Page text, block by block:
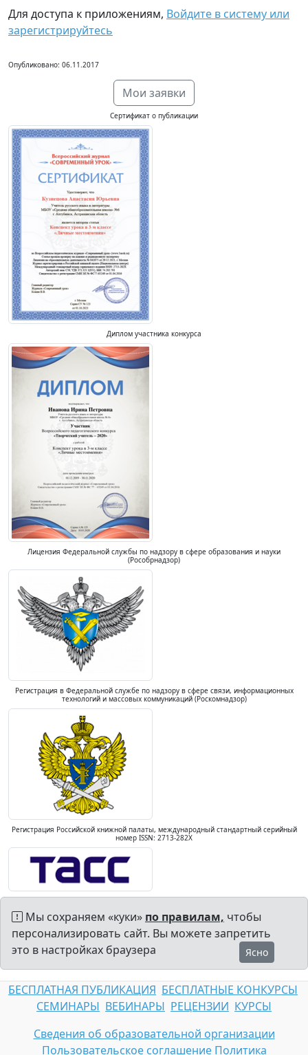
Для доступа к приложениям, Войдите в систему или
зарегистрируйтесь
Опубликовано: 06.11.2017
Мои заявки
Сертификат о публикации
Диплом участника конкурса
Лицензия Федеральной службы по надзору в сфере образования и науки
(Рособрнадзор)
Регистрация в Федеральной службе по надзору в сфере связи, информационных
технологий и массовых коммуникаций (Роскомнадзор)
Регистрация Российской книжной палаты, международный стандартный серийный
номер ISSN: 2713-282X
Мы сохраняем «куки» по правилам, чтобы
персонализировать сайт. Вы можете запретить
это в настройках браузера
Ясно
БЕСПЛАТНАЯ ПУБЛИКАЦИЯ БЕСПЛАТНЫЕ КОНКУРСЫ
СЕМИНАРЫ ВЕБИНАРЫ РЕЦЕНЗИИ КУРСЫ
Сведения об образовательной организации
Пользовательское соглашение Политика